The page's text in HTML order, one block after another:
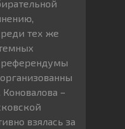
тех же
референдумы
–
взялась за